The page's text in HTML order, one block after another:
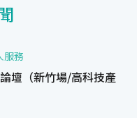
服務
壇（新竹場/高科技產